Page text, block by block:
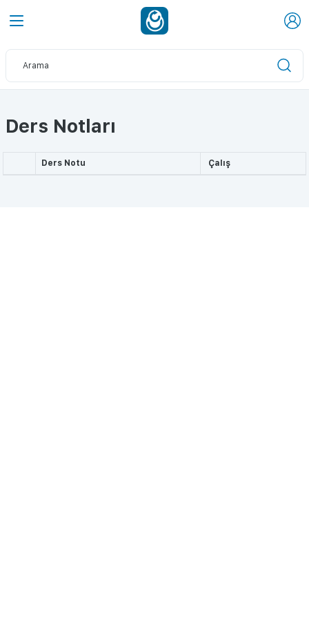
Ders Notları
Ders Notu Çalış